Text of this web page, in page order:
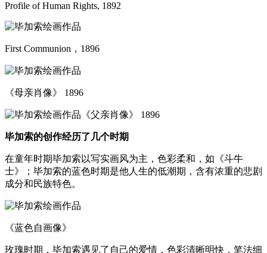
Profile of Human Rights, 1892
First Communion，1896
《母亲肖像》 1896
《父亲肖像》 1896
毕加索的创作经历了几个时期
在童年时期毕加索以写实画风为主，色彩柔和，如《斗牛
士》；毕加索的蓝色时期是他人生的低潮期，含有浓重的悲剧
成分和民族特色。
《蓝色自画像》
玫瑰时期，毕加索遇见了自己的爱情，色彩清晰明快，笔法细